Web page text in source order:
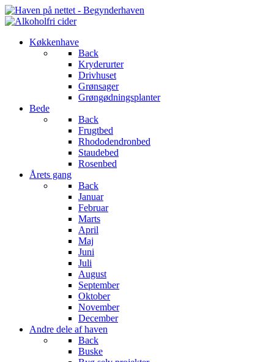
Køkkenhave
Back
Kryderurter
Drivhuset
Grønsager
Grøngødningsplanter
Bede
Back
Frugtbed
Rhododendronbed
Staudebed
Rosenbed
Årets gang
Back
Januar
Februar
Marts
April
Maj
Juni
Juli
August
September
Oktober
November
December
Andre dele af haven
Back
Buske